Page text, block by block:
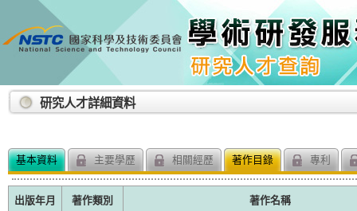
::: 研究人才詳細資料
基本資料 主要學歷 相關經歷 著作目錄 專利
出版年月 著作類別 著作名稱